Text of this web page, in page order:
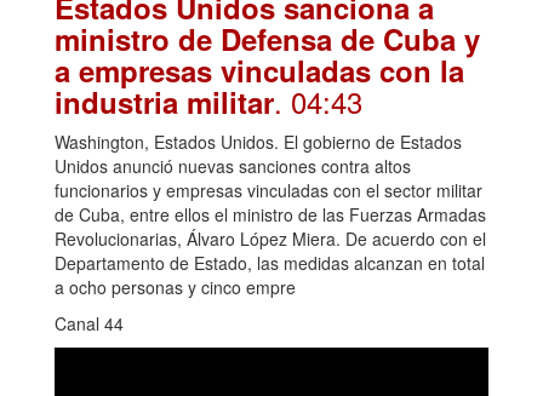
ministro de Defensa de Cuba y
a empresas vinculadas con la
industria militar. 04:43
Washington, Estados Unidos. El gobierno de Estados
Unidos anunció nuevas sanciones contra altos
funcionarios y empresas vinculadas con el sector militar
de Cuba, entre ellos el ministro de las Fuerzas Armadas
Revolucionarias, Álvaro López Miera. De acuerdo con el
Departamento de Estado, las medidas alcanzan en total
a ocho personas y cinco empre
Canal 44